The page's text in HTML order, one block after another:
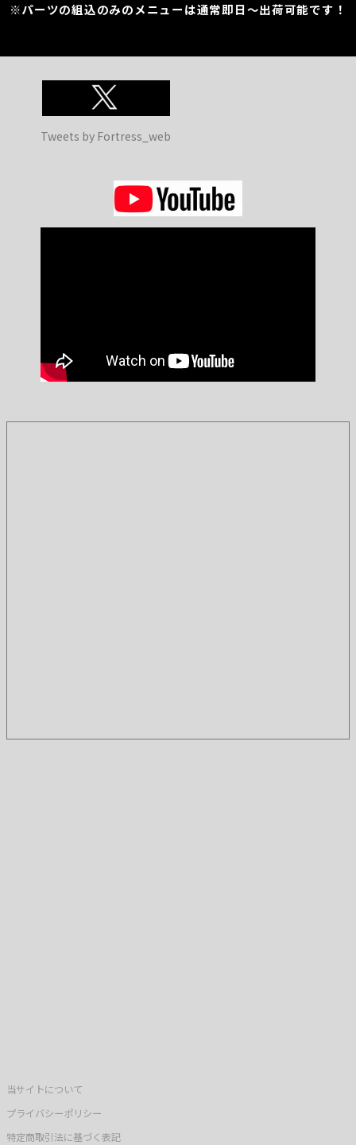
※パーツの組込のみのメニューは通常即日～出荷可能です！
Tweets by Fortress_web
当サイトについて
プライバシーポリシー
特定商取引法に基づく表記